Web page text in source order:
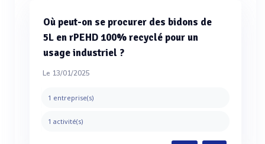
Où peut-on se procurer des bidons de
5L en rPEHD 100% recyclé pour un
usage industriel ?
Le 13/01/2025
1 entreprise(s)
1 activité(s)